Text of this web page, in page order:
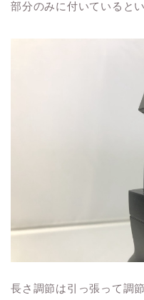
部分のみに付いていると
長さ調節は引っ張って調